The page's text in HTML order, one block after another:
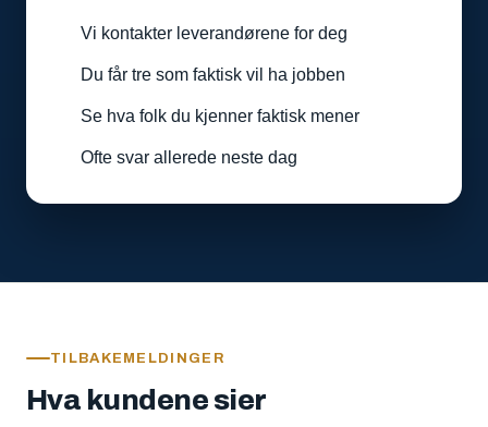
Vi kontakter leverandørene for deg
Du får tre som faktisk vil ha jobben
Se hva folk du kjenner faktisk mener
Ofte svar allerede neste dag
TILBAKEMELDINGER
Hva kundene sier